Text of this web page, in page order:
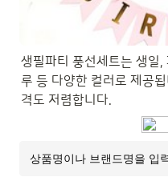
생필파티 풍선세트는 생일
루 등 다양한 컬러로 제공
격도 저렴합니다.